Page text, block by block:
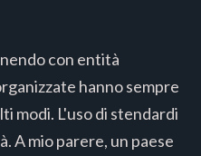
con entità
hanno sempre
modi. L'uso di stendardi
A mio parere, un paese